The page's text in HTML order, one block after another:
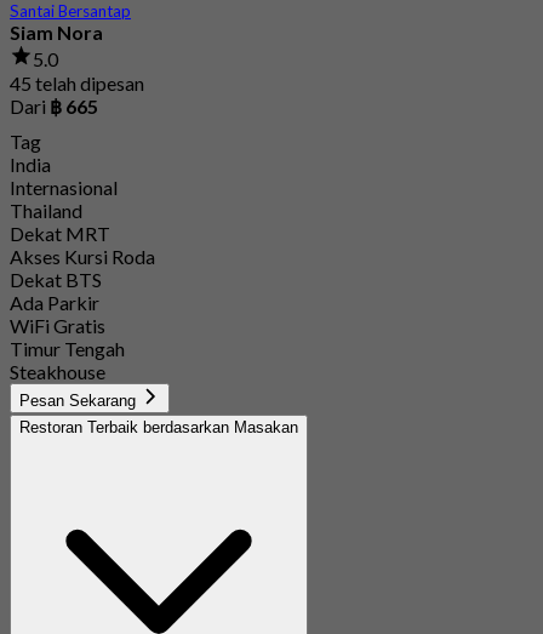
Santai Bersantap
Siam Nora
5.0
45 telah dipesan
Dari ฿ 665
Tag
India
Internasional
Thailand
Dekat MRT
Akses Kursi Roda
Dekat BTS
Ada Parkir
WiFi Gratis
Timur Tengah
Steakhouse
Pesan Sekarang
Restoran Terbaik berdasarkan Masakan